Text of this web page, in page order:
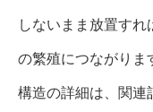
しないまま放置す
の繁殖につながりま
構造の詳細は、関連